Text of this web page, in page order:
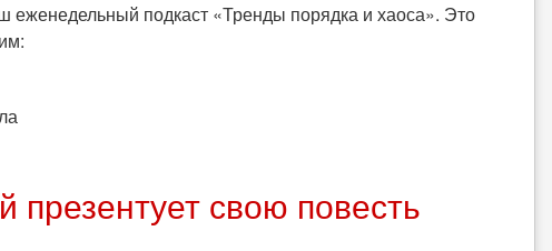
подкаст «Тренды порядка и хаоса». Это
свою повесть